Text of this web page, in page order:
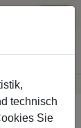
Zahlung
technisch
Sie